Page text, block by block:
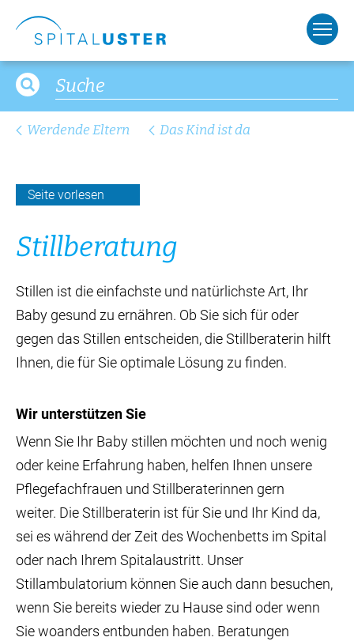
Werdende Eltern Das Kind ist da
Seite vorlesen
Still­be­ra­tung
Stillen ist die einfachste und natürlichste Art, Ihr
Baby gesund zu ernähren. Ob Sie sich für oder
gegen das Stillen entscheiden, die Stillberaterin hilft
Ihnen, die für Sie optimale Lösung zu finden.
Wir unterstützen Sie
Wenn Sie Ihr Baby stillen möchten und noch wenig
oder keine Erfahrung haben, helfen Ihnen unsere
Pflegefachfrauen und Stillberaterinnen gern
weiter. Die Stillberaterin ist für Sie und Ihr Kind da,
sei es während der Zeit des Wochenbetts im Spital
oder nach Ihrem Spitalaustritt. Unser
Stillambulatorium können Sie auch dann besuchen,
wenn Sie bereits wieder zu Hause sind oder wenn
Sie woanders entbunden haben. Beratungen